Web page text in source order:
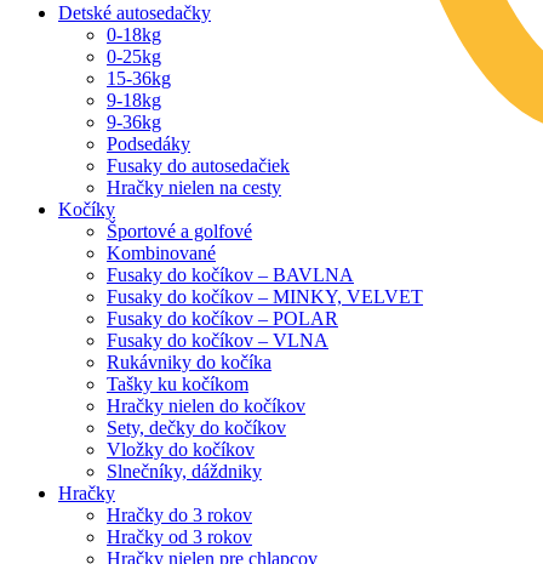
Detské autosedačky
0-18kg
0-25kg
15-36kg
9-18kg
9-36kg
Podsedáky
Fusaky do autosedačiek
Hračky nielen na cesty
Kočíky
Športové a golfové
Kombinované
Fusaky do kočíkov – BAVLNA
Fusaky do kočíkov – MINKY, VELVET
Fusaky do kočíkov – POLAR
Fusaky do kočíkov – VLNA
Rukávniky do kočíka
Tašky ku kočíkom
Hračky nielen do kočíkov
Sety, dečky do kočíkov
Vložky do kočíkov
Slnečníky, dáždniky
Hračky
Hračky do 3 rokov
Hračky od 3 rokov
Hračky nielen pre chlapcov